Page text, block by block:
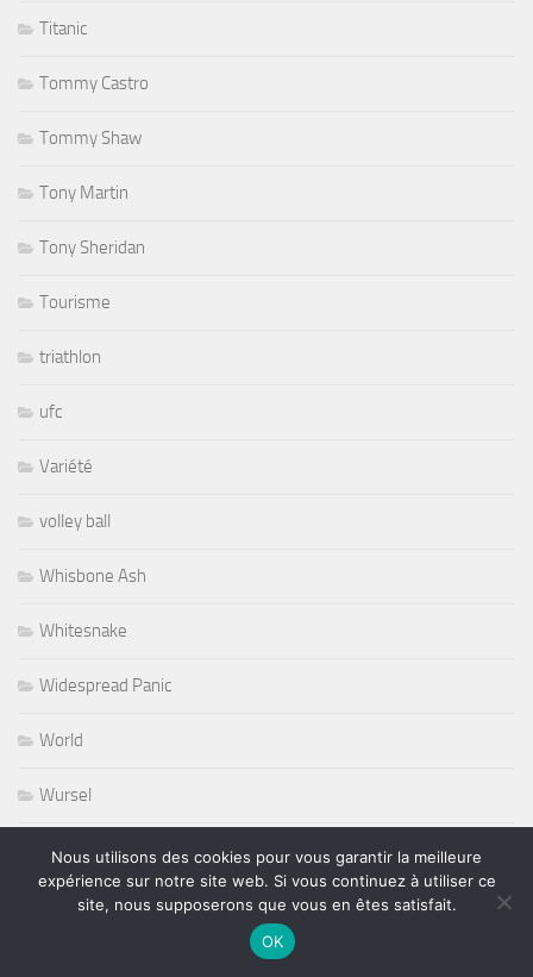
Titanic
Tommy Castro
Tommy Shaw
Tony Martin
Tony Sheridan
Tourisme
triathlon
ufc
Variété
volley ball
Whisbone Ash
Whitesnake
Widespread Panic
World
Wursel
Wynton Marsalis
Yesterday and Today
Nous utilisons des cookies pour vous garantir la meilleure
expérience sur notre site web. Si vous continuez à utiliser ce
site, nous supposerons que vous en êtes satisfait.
OK